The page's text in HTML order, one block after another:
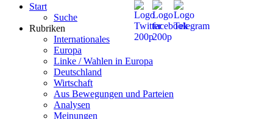
Start
Suche
Rubriken
Internationales
Europa
Linke / Wahlen in Europa
Deutschland
Wirtschaft
Aus Bewegungen und Parteien
Analysen
Meinungen